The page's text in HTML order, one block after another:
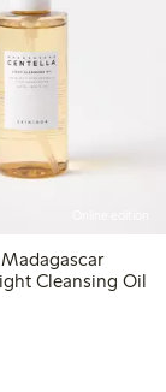
Cleansing Oil
kr